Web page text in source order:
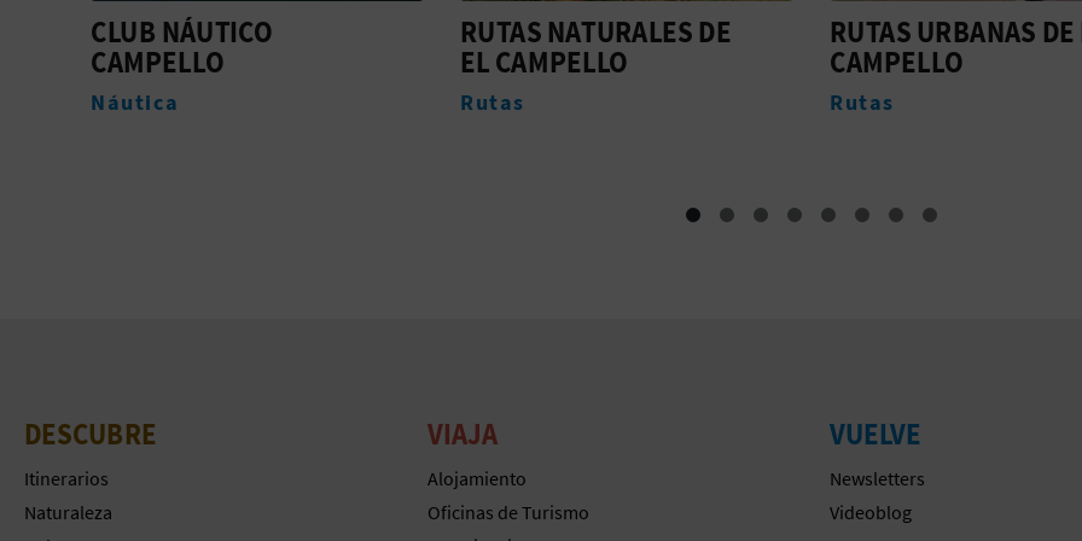
RUTAS NATURALES DE
EL CAMPELLO
Rutas
RUTAS URBANAS DE EL
CAMPELLO
Rutas
GYMKANA 'EL
DEL LLOP MARÍ EN EL
CAMPELLO'
DESCUBRE
Itinerarios
Naturaleza
VIAJA
Alojamiento
Oficinas de Turismo
VUELVE
Newsletters
Videoblog